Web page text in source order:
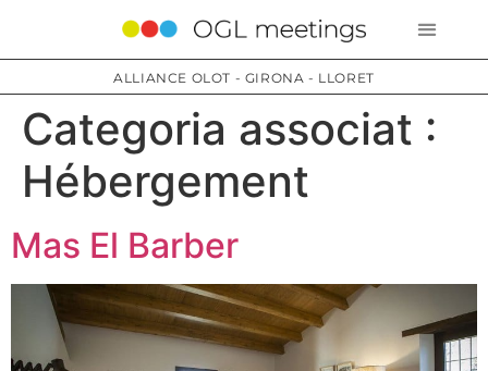
ALLIANCE OLOT - GIRONA - LLORET
Categoria associat :
Hébergement
Mas El Barber